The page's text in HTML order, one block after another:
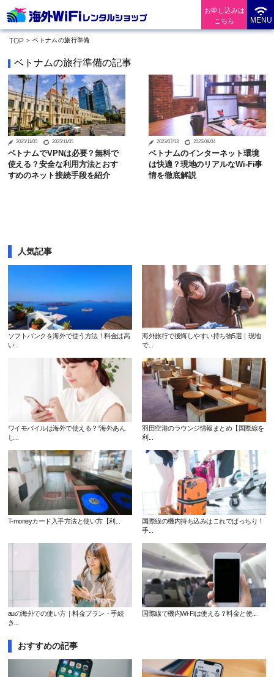
お申し込みは
こちら
MENU
TOP ベトナムの旅行準備
ベトナムの旅行準備の記事
2025/11/05 2025/11/05
ベトナムでVPNは必要？無料で
使える？安全な利用方法とおす
すめのネット接続手段を紹介
2023/07/13 2025/08/04
ベトナムのインターネット環境
は快適？現地のリアルなWi-Fi事
情を徹底解説
人気記事
ソフトバンクを海外で使う方法！料金は高
い...
海外旅行で後悔しやすい持ち物5選｜現地
で...
ワイモバイルは海外で使える？“海外あん
し...
羽田空港のラウンジ情報まとめ【国際線を
利...
T-moneyカード入手方法と使い方【利...
国際線の機内持ち込みはこれでばっちり！
手...
auの海外での使い方｜料金プラン・手続
き...
国際線で機内Wi-Fiは使える？料金と使...
おすすめの記事